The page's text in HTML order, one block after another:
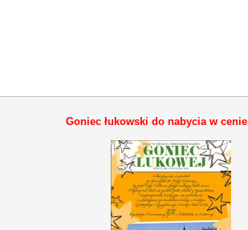
Goniec łukowski do nabycia w cenie